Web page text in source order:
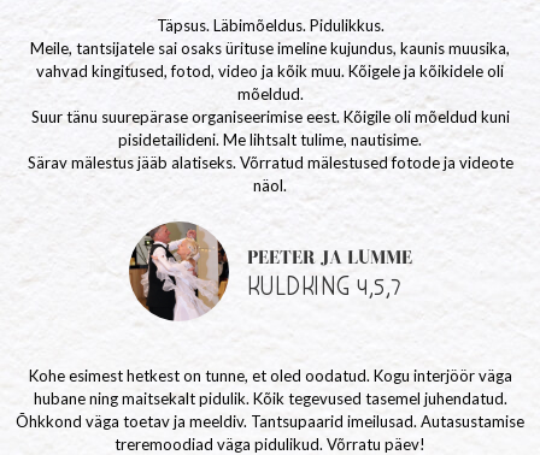
Täpsus. Läbimõeldus. Pidulikkus.
Meile, tantsijatele sai osaks ürituse imeline kujundus, kaunis muusika,
vahvad kingitused, fotod, video ja kõik muu. Kõigele ja kõikidele oli
mõeldud.
Suur tänu suurepärase organiseerimise eest. Kõigile oli mõeldud kuni
pisidetailideni. Me lihtsalt tulime, nautisime.
Särav mälestus jääb alatiseks. Võrratud mälestused fotode ja videote
näol.
PEETER JA LUMME
KULDKING 4,5,7
Kohe esimest hetkest on tunne, et oled oodatud. Kogu interjöör väga
hubane ning maitsekalt pidulik. Kõik tegevused tasemel juhendatud.
Õhkkond väga toetav ja meeldiv. Tantsupaarid imeilusad. Autasustamise
treremoodiad väga pidulikud. Võrratu päev!